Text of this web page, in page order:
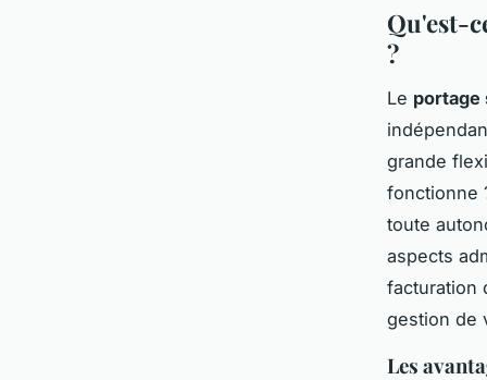
Qu'est-
?
Le portage
grande
fonctionne
toute
aspects
facturation
gestion de
Les